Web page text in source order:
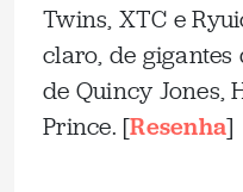
Twins, XTC e
claro, de gigantes
de Quincy Jones,
Prince. [Resenha]